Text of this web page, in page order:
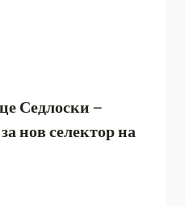
Седлоски –
нов селектор на